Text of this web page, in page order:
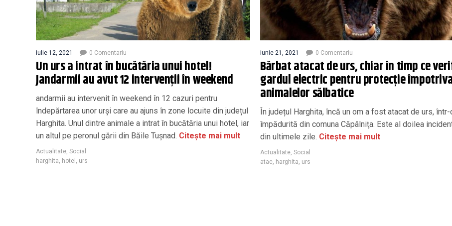
iulie 12, 2021 0 Comentariu
Un urs a intrat în bucătăria unui hotel!
Jandarmii au avut 12 intervenții în weekend
andarmii au intervenit în weekend în 12 cazuri pentru
îndepărtarea unor urși care au ajuns în zone locuite din județul
Harghita. Unul dintre animale a intrat în bucătăria unui hotel, iar
un altul pe peronul gării din Băile Tușnad. Citește mai mult
Actualitate Social
harghita
hotel urs
iunie 21, 2021 0 Comentariu
Bărbat atacat de urs, chiar în timp ce
gardul electric pentru protecţie
animalelor sălbatice
În județul Harghita, încă un om a fost atacat de urs,
împădurită din comuna Căpâlniţa. Este al doilea
din ultimele zile. Citește mai mult
Actualitate Social
atac
harghita urs